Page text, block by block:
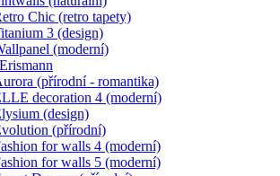
Chic (retro tapety)
3 (design)
(moderní)
(přírodní - romantika)
decoration 4 (moderní)
(design)
(přírodní)
for walls 4 (moderní)
for walls 5 (moderní)